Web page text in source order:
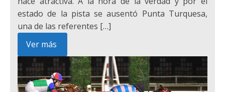
estado de la pista se ausentó Punta Turquesa,
una de las referentes […]
Ver más